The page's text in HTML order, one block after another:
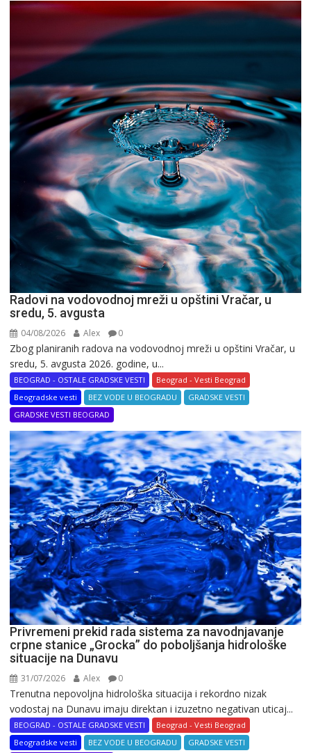
si,
Radovi na vodovodnoj mreži u opštini Vračar, u
sredu, 5. avgusta
04/08/2026 Alex 0
Zbog planiranih radova na vodovodnoj mreži u opštini Vračar, u
sredu, 5. avgusta 2026. godine, u...
BEOGRAD - OSTALE GRADSKE VESTI
Beograd - Vesti Beograd
Beogradske vesti
BEZ VODE U BEOGRADU
GRADSKE VESTI
GRADSKE VESTI BEOGRAD
Privremeni prekid rada sistema za navodnjavanje
crpne stanice „Grocka” do poboljšanja hidrološke
situacije na Dunavu
31/07/2026 Alex 0
Trenutna nepovoljna hidrološka situacija i rekordno nizak
vodostaj na Dunavu imaju direktan i izuzetno negativan uticaj...
BEOGRAD - OSTALE GRADSKE VESTI
Beograd - Vesti Beograd
Beogradske vesti
BEZ VODE U BEOGRADU
GRADSKE VESTI